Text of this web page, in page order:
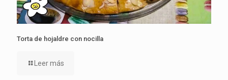
Torta de hojaldre con nocilla
Leer más